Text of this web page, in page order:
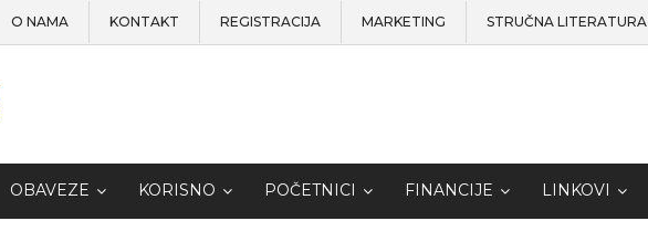
O NAMA KONTAKT REGISTRACIJA MARKETING STRUČNA LITERATURA
OBAVEZE KORISNO POČETNICI FINANCIJE LINKOVI